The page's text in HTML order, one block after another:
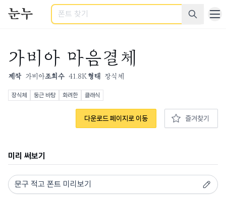
검색
가비아 마음결체
제작 가비아조회수 41.8K형태 장식체
장식체 둥근 바탕 화려한 클래식
다운로드 페이지로 이동 즐겨찾기
미리 써보기